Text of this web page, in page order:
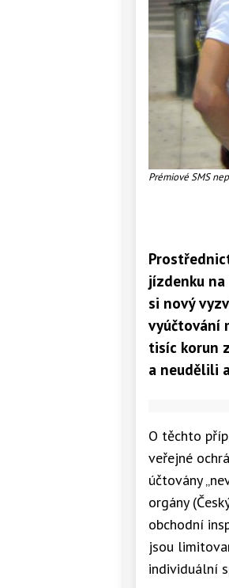
Prémiové SMS
jízdenku
si nový
vyúčtování
tisíc korun
a neudělili
O těchto
veřejné
účtovány
orgány
obchodní
jsou
individuální